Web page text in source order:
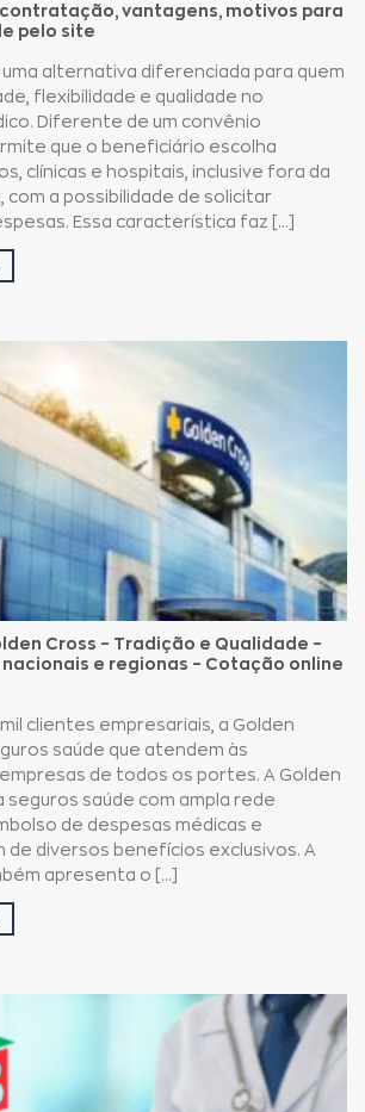
vantagens, motivos para
pelo site
uma alternativa diferenciada para quem
flexibilidade e qualidade no
Diferente de um convênio
que o beneficiário escolha
clínicas e hospitais, inclusive fora da
com a possibilidade de solicitar
Essa característica faz [...]
Cross – Tradição e Qualidade –
e regionas – Cotação online
clientes empresariais, a Golden
saúde que atendem às
de todos os portes. A Golden
seguros saúde com ampla rede
de despesas médicas e
de diversos benefícios exclusivos. A
apresenta o [...]